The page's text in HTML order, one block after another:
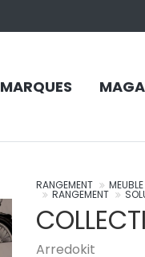
MARQUES
RANGEMENT
RANGEMENT
Arredokit